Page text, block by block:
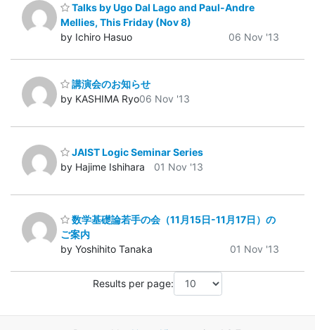
Talks by Ugo Dal Lago and Paul-Andre
Mellies, This Friday (Nov 8)
by Ichiro Hasuo
06 Nov '13
講演会のお知らせ
by KASHIMA Ryo06 Nov '13
JAIST Logic Seminar Series
by Hajime Ishihara
01 Nov '13
数学基礎論若手の会（11月15日-11月17日）の
ご案内
by Yoshihito Tanaka
01 Nov '13
Results per page: